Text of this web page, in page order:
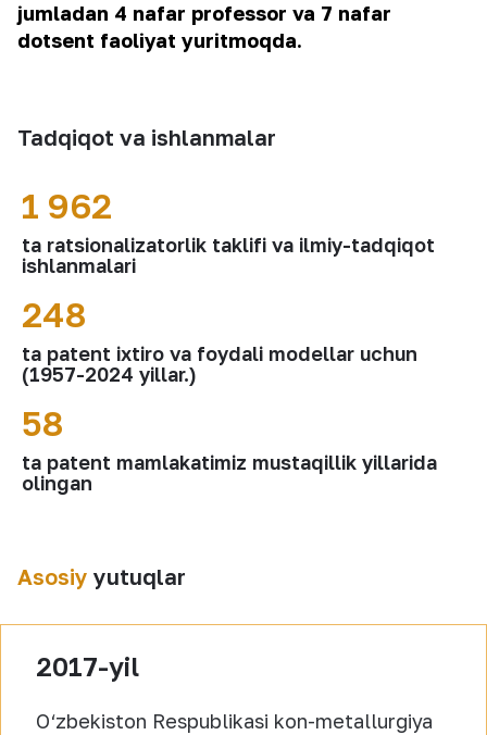
jumladan 4 nafar professor va 7 nafar
dotsent faoliyat yuritmoqda.
Tadqiqot va ishlanmalar
1 962
ta ratsionalizatorlik taklifi va ilmiy-tadqiqot
ishlanmalari
248
ta patent ixtiro va foydali modellar uchun
(1957-2024 yillar.)
58
ta patent mamlakatimiz mustaqillik yillarida
olingan
Asosiy yutuqlar
2017-yil
O‘zbekiston Respublikasi kon-metallurgiya